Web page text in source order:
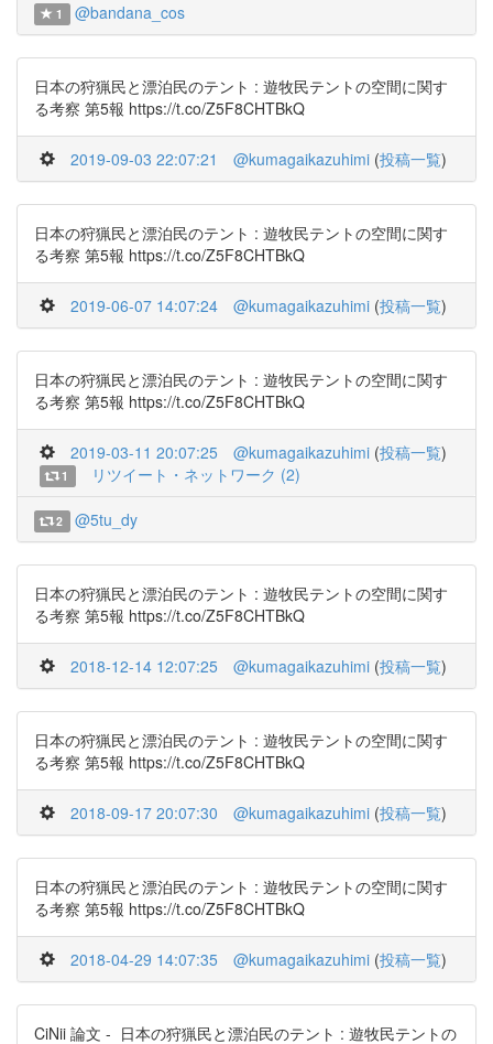
1 @bandana_cos
日本の狩猟民と漂泊民のテント : 遊牧民テントの空間に関す
る考察 第5報 https://t.co/Z5F8CHTBkQ
2019-09-03 22:07:21 @kumagaikazuhimi (投稿一覧)
日本の狩猟民と漂泊民のテント : 遊牧民テントの空間に関す
る考察 第5報 https://t.co/Z5F8CHTBkQ
2019-06-07 14:07:24 @kumagaikazuhimi (投稿一覧)
日本の狩猟民と漂泊民のテント : 遊牧民テントの空間に関す
る考察 第5報 https://t.co/Z5F8CHTBkQ
2019-03-11 20:07:25 @kumagaikazuhimi (投稿一覧)
1 リツイート・ネットワーク (2)
2 @5tu_dy
日本の狩猟民と漂泊民のテント : 遊牧民テントの空間に関す
る考察 第5報 https://t.co/Z5F8CHTBkQ
2018-12-14 12:07:25 @kumagaikazuhimi (投稿一覧)
日本の狩猟民と漂泊民のテント : 遊牧民テントの空間に関す
る考察 第5報 https://t.co/Z5F8CHTBkQ
2018-09-17 20:07:30 @kumagaikazuhimi (投稿一覧)
日本の狩猟民と漂泊民のテント : 遊牧民テントの空間に関す
る考察 第5報 https://t.co/Z5F8CHTBkQ
2018-04-29 14:07:35 @kumagaikazuhimi (投稿一覧)
CiNii 論文 - 日本の狩猟民と漂泊民のテント : 遊牧民テントの